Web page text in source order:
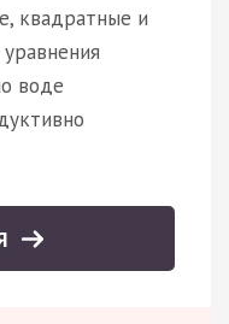
квадратные и
воде